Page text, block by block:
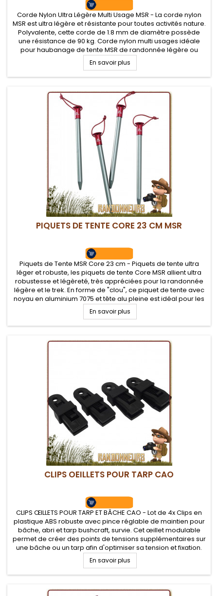
Corde Nylon Ultra Légère Multi Usage MSR - La corde nylon
MSR est ultra légère et résistante pour toutes activités nature.
Polyvalente, cette corde de 1.8 mm de diamètre possède
une résistance de 90 kg. Corde nylon multi usages idéale
pour haubanage de tente MSR de randonnée légère ou
réparations temporaires, tressage...
En savoir plus
PIQUETS DE TENTE CORE 23 CM MSR
Piquets de Tente MSR Core 23 cm - Piquets de tente ultra
léger et robuste, les piquets de tente Core MSR allient ultra
robustesse et légèreté, très appréciées pour la randonnée
légère et le trek. En forme de "clou", ce piquet de tente avec
noyau en aluminium 7075 et tête alu pleine est idéal pour les
sols durs
En savoir plus
CLIPS OEILLETS POUR TARP CAO
CLIPS ŒILLETS POUR TARP ET BÂCHE CAO - Lot de 4x Clips en
plastique ABS robuste avec pince réglable de maintien pour
bâche, abri et tarp bushcraft, survie. Cet œillet modulable
permet de créer des points de tensions supplémentaires sur
une bâche ou un tarp afin d'optimiser sa tension et fixation.
Réglage de la pression de serrage. Facile à installer,...
En savoir plus